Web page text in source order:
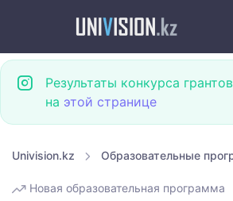
Результаты конкурса
на этой странице
Univision.kz Образовательные
Новая образовательная программа